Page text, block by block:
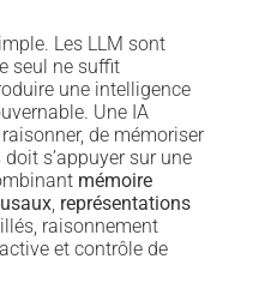
Les LLM sont
seul ne suffit
une intelligence
Une IA
de mémoriser
s’appuyer sur une
mémoire
, représentations
raisonnement
et contrôle de